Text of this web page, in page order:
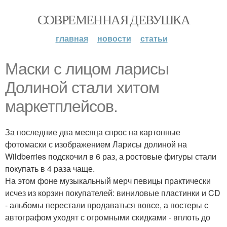
СОВРЕМЕННАЯ ДЕВУШКА
главная новости статьи
Маски с лицом ларисы
Долиной стали хитом
маркетплейсов.
За последние два месяца спрос на картонные
фотомаски с изображением Ларисы долиной на
Wildberries подскочил в 6 раз, а ростовые фигуры стали
покупать в 4 раза чаще.
На этом фоне музыкальный мерч певицы практически
исчез из корзин покупателей: виниловые пластинки и CD
- альбомы перестали продаваться вовсе, а постеры с
автографом уходят с огромными скидками - вплоть до